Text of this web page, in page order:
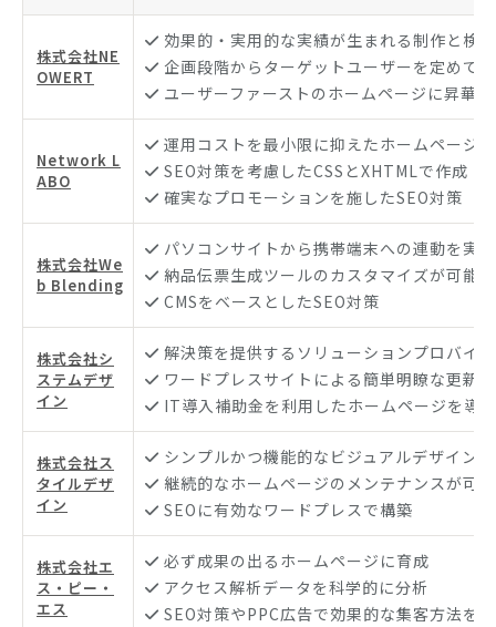
株式会社NE
OWERT
効果的・実用的な実績が生まれる制作と検
企画段階からターゲットユーザーを定めて
ユーザーファーストのホームページに昇華
Network L
ABO
運用コストを最小限に抑えたホームページ
SEO対策を考慮したCSSとXHTMLで作成
確実なプロモーションを施したSEO対策
株式会社We
b Blending
パソコンサイトから携帯端末への連動を実現
納品伝票生成ツールのカスタマイズが可能
CMSをベースとしたSEO対策
株式会社シ
ステムデザ
イン
解決策を提供するソリューションプロバイ
ワードプレスサイトによる簡単明瞭な更新
IT導入補助金を利用したホームページを導入
株式会社ス
タイルデザ
イン
シンプルかつ機能的なビジュアルデザイン
継続的なホームページのメンテナンスが可能
SEOに有効なワードプレスで構築
株式会社エ
ス・ピー・
エス
必ず成果の出るホームページに育成
アクセス解析データを科学的に分析
SEO対策やPPC広告で効果的な集客方法を